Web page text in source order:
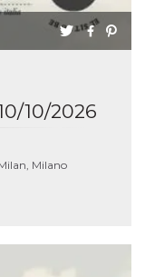
10/2026
Milano